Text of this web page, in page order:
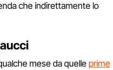
che indirettamente lo
mese da quelle prime